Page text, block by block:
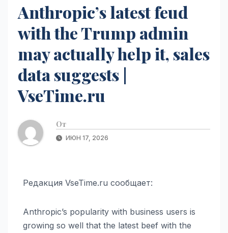
Anthropic’s latest feud
with the Trump admin
may actually help it, sales
data suggests |
VseTime.ru
От
ИЮН 17, 2026
Редакция VseTime.ru сообщает:
Anthropic’s popularity with business users is
growing so well that the latest beef with the